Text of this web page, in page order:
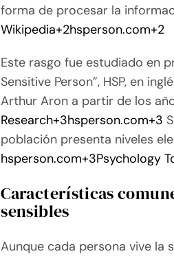
forma de procesar la
Wikipedia+2hsperson.com+2
Este rasgo fue estudiado en
Sensitive Person”, HSP, en
Arthur Aron a partir de los
Research+3hsperson.com+3
población presenta niveles
hsperson.com+3Psychology
Características
sensibles
Aunque cada persona vive la